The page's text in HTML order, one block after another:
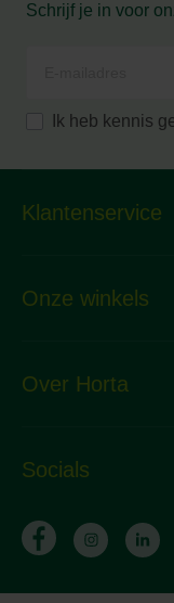
Schrijf je in voor
Ik heb kennis
Klantenservice
Onze winkels
Over Horta
Socials